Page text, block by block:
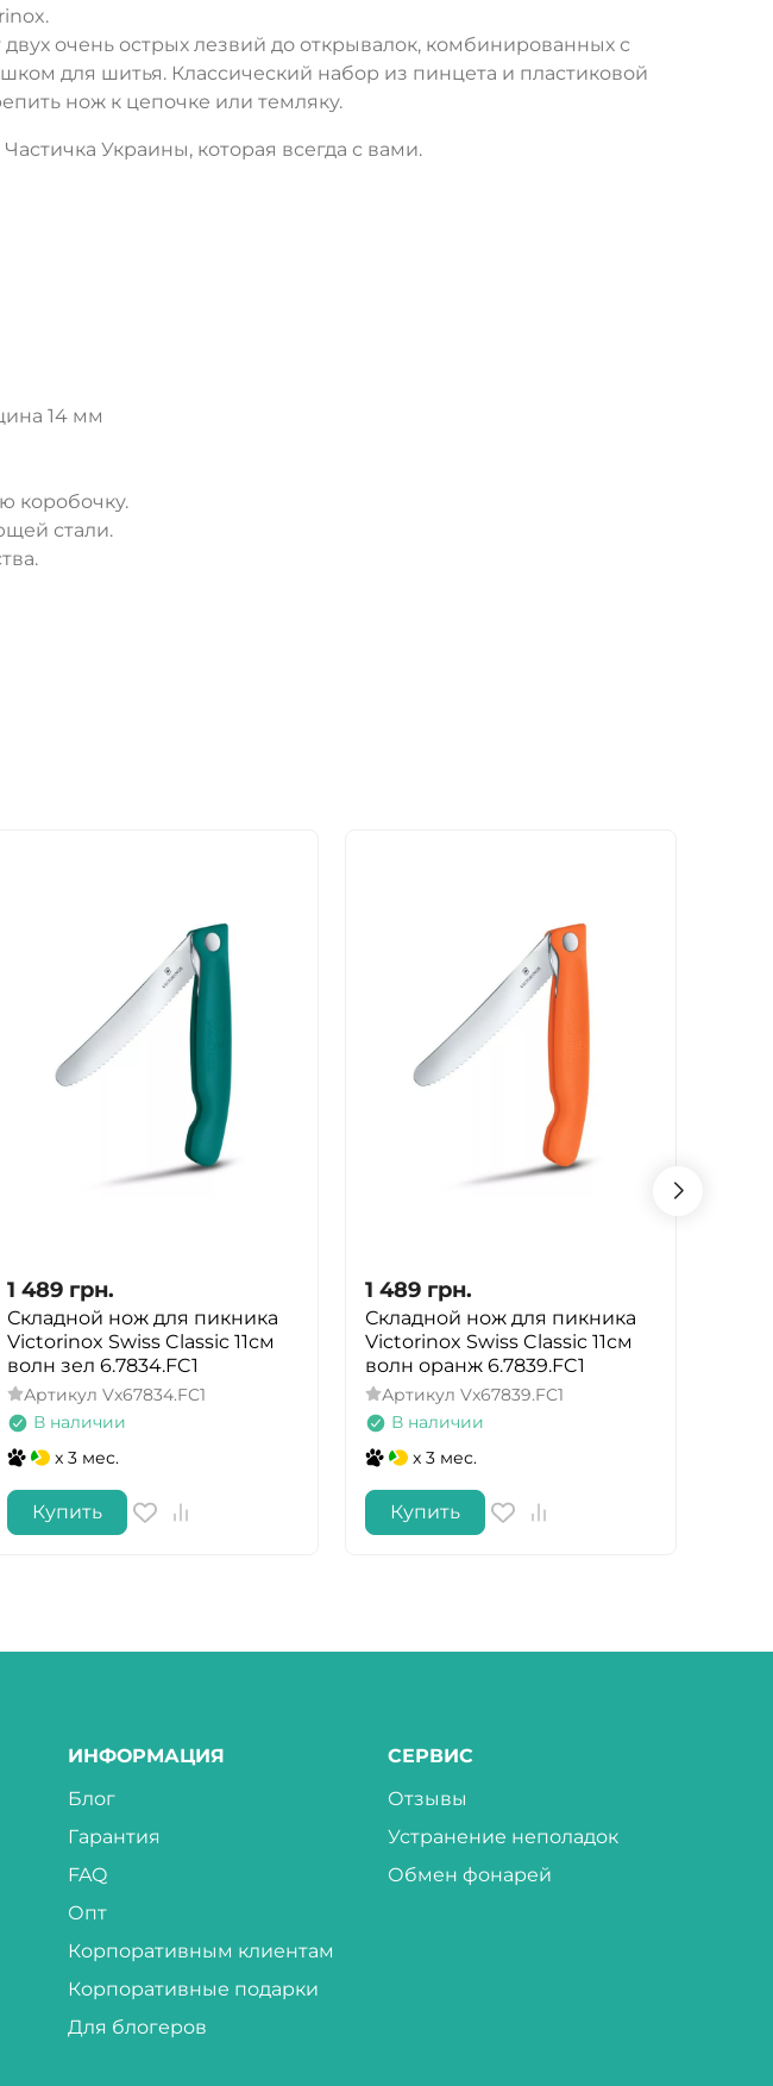
очень острых лезвий до открывалок, комбинированных с
для шитья. Классический набор из пинцета и пластиковой
нож к цепочке или темляку.
Украины, которая всегда с вами.
14 мм
коробочку.
стали.
1 489 грн.
Складной нож для пикника
Victorinox Swiss Classic 11см
волн зел 6.7834.FC1
Артикул Vx67834.FC1
В наличии
x 3 мес.
Купить
1 489 грн.
Складной нож для пикника
Victorinox Swiss Classic 11см
волн оранж 6.7839.FC1
Артикул Vx67839.FC1
В наличии
x 3 мес.
Купить
ИНФОРМАЦИЯ
Блог
Гарантия
FAQ
Опт
Корпоративным клиентам
Корпоративные подарки
Для блогеров
СЕРВИС
Отзывы
Устранение неполадок
Обмен фонарей